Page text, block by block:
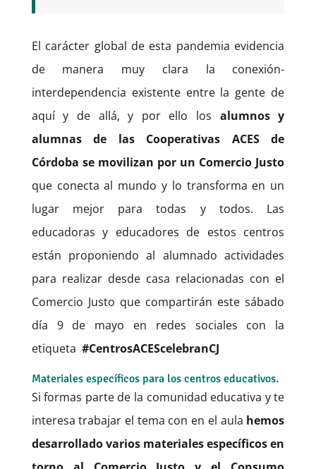
El carácter global de esta pandemia evidencia
de manera muy clara la conexión-
interdependencia existente entre la gente de
aquí y de allá, y por ello los alumnos y
alumnas de las Cooperativas ACES de
Córdoba se movilizan por un Comercio Justo
que conecta al mundo y lo transforma en un
lugar mejor para todas y todos. Las
educadoras y educadores de estos centros
están proponiendo al alumnado actividades
para realizar desde casa relacionadas con el
Comercio Justo que compartirán este sábado
día 9 de mayo en redes sociales con la
etiqueta #CentrosACEScelebranCJ
Materiales específicos para los centros educativos.
Si formas parte de la comunidad educativa y te
interesa trabajar el tema con en el aula hemos
desarrollado varios materiales específicos en